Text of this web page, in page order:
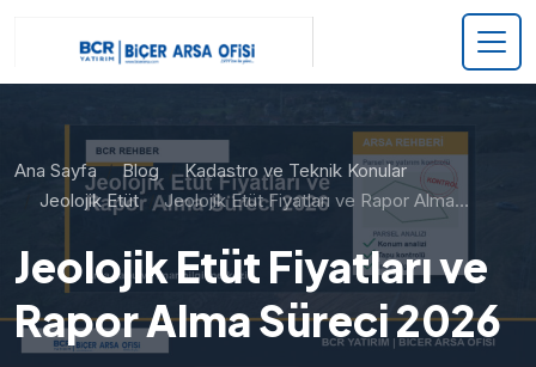
Ana Sayfa Blog
Kadastro ve Teknik Konular
Jeolojik Etüt
Jeolojik Etüt Fiyatları ve Rapor Alma…
Jeolojik Etüt Fiyatları ve
Rapor Alma Süreci 2026